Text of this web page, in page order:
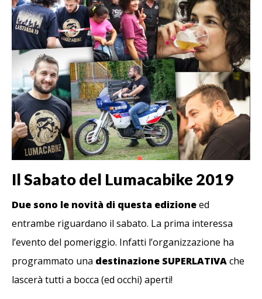
Il Sabato del Lumacabike 2019
Due sono le novità di questa edizioneed
entrambe riguardano il sabato. La prima interessa
l’evento del pomeriggio. Infatti l’organizzazione ha
programmato una destinazione SUPERLATIVAche
lascerà tutti a bocca (ed occhi) aperti!